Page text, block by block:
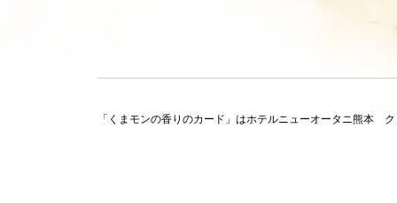
「くまモンの香りのカード」はホテルニューオータニ熊本